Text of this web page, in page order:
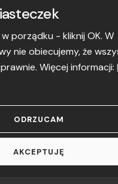
porządku - kliknij OK. W
nie obiecujemy, że
Więcej informacji:
ODRZUCAM
AKCEPTUJĘ
40